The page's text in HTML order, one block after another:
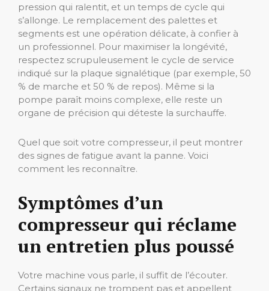
pression qui ralentit, et un temps de cycle qui
s’allonge. Le remplacement des palettes et
segments est une opération délicate, à confier à
un professionnel. Pour maximiser la longévité,
respectez scrupuleusement le cycle de service
indiqué sur la plaque signalétique (par exemple, 50
% de marche et 50 % de repos). Même si la
pompe paraît moins complexe, elle reste un
organe de précision qui déteste la surchauffe.
Quel que soit votre compresseur, il peut montrer
des signes de fatigue avant la panne. Voici
comment les reconnaître.
Symptômes d’un
compresseur qui réclame
un entretien plus poussé
Votre machine vous parle, il suffit de l’écouter.
Certains signaux ne trompent pas et appellent